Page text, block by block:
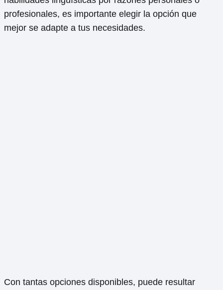
profesionales, es importante elegir la opción que
mejor se adapte a tus necesidades.
Con tantas opciones disponibles, puede resultar